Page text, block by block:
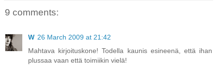
9 comments:
W 26 March 2009 at 21:42
Mahtava kirjoituskone! Todella kaunis esineenä, että ihan
plussaa vaan että toimiikin vielä!